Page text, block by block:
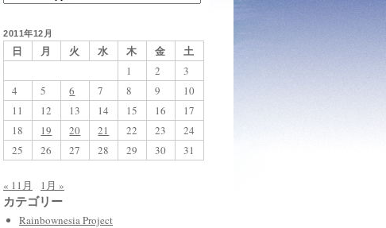
2011年12月
日 月 火 水 木 金 土
1 2
3
4
5 6 7 8 9
10
11
12 13 14 15 16
17
18
19 20 21 22 23
24
25
26 27 28 29 30 31
« 11月 1月 »
カテゴリー
Rainbownesia Project